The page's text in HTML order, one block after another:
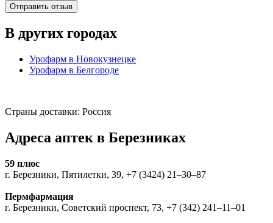
В других городах
Урофарм в Новокузнецке
Урофарм в Белгороде
Страны доставки: Россия
Адреса аптек в Березниках
59 плюс
г. Березники, Пятилетки, 39, +7 (3424) 21‒30‒87
Пермфармация
г. Березники, Советский проспект, 73, +7 (342) 241‒11‒01